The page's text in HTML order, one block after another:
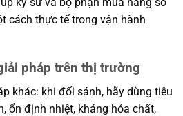
cách thực tế trong vận hành
pháp trên thị trường
khác: khi đối sánh, hãy dùng tiêu
ổn định nhiệt, kháng hóa chất,